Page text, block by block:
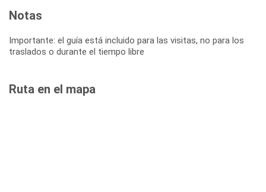
Notas
Importante: el guía está incluido para las visitas, no para los
traslados o durante el tiempo libre
Ruta en el mapa